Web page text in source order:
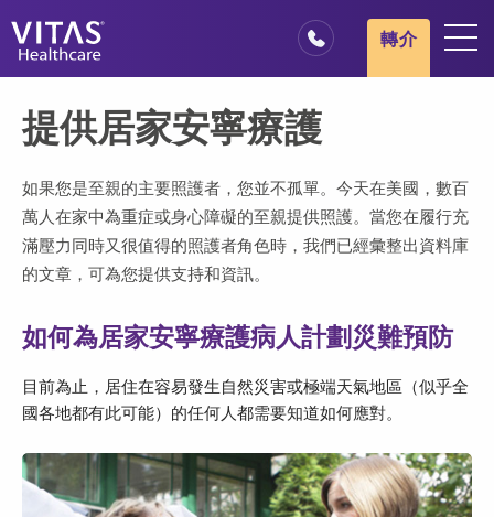
安寧療護基本概述
我們的服務
醫療服務專業人員
家庭與照顧者
轉介
提供居家安寧療護
如果您是至親的主要照護者，您並不孤單。今天在美國，數百
萬人在家中為重症或身心障礙的至親提供照護。當您在履行充
滿壓力同時又很值得的照護者角色時，我們已經彙整出資料庫
的文章，可為您提供支持和資訊。
如何為居家安寧療護病人計劃災難預防
目前為止，居住在容易發生自然災害或極端天氣地區（似乎全
國各地都有此可能）的任何人都需要知道如何應對。